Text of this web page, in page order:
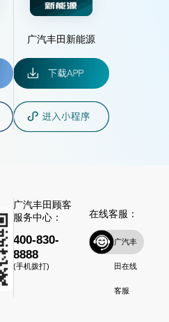
广汽丰田新能源
广汽丰田顾客
服务中心：
400-830-
8888
(手机拨打)
在线客服：
广汽丰
田在线
客服